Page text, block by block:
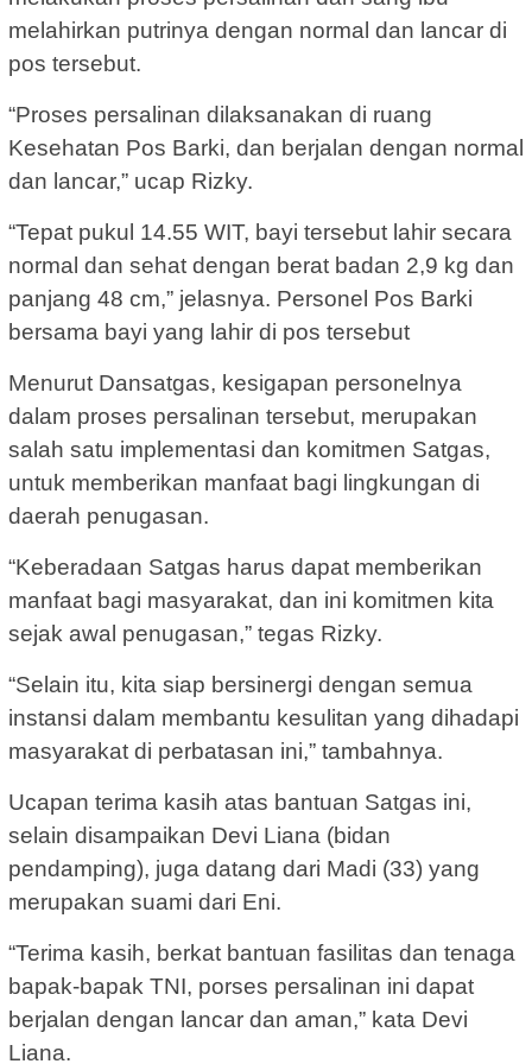
melahirkan putrinya dengan normal dan lancar di
pos tersebut.
“Proses persalinan dilaksanakan di ruang
Kesehatan Pos Barki, dan berjalan dengan normal
dan lancar,” ucap Rizky.
“Tepat pukul 14.55 WIT, bayi tersebut lahir secara
normal dan sehat dengan berat badan 2,9 kg dan
panjang 48 cm,” jelasnya. Personel Pos Barki
bersama bayi yang lahir di pos tersebut
Menurut Dansatgas, kesigapan personelnya
dalam proses persalinan tersebut, merupakan
salah satu implementasi dan komitmen Satgas,
untuk memberikan manfaat bagi lingkungan di
daerah penugasan.
“Keberadaan Satgas harus dapat memberikan
manfaat bagi masyarakat, dan ini komitmen kita
sejak awal penugasan,” tegas Rizky.
“Selain itu, kita siap bersinergi dengan semua
instansi dalam membantu kesulitan yang dihadapi
masyarakat di perbatasan ini,” tambahnya.
Ucapan terima kasih atas bantuan Satgas ini,
selain disampaikan Devi Liana (bidan
pendamping), juga datang dari Madi (33) yang
merupakan suami dari Eni.
“Terima kasih, berkat bantuan fasilitas dan tenaga
bapak-bapak TNI, porses persalinan ini dapat
berjalan dengan lancar dan aman,” kata Devi
Liana.